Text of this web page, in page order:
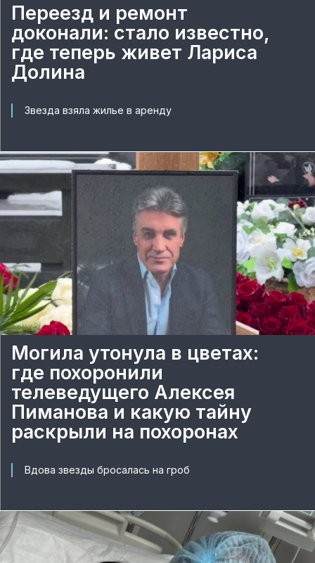
Переезд и ремонт
доконали: стало известно,
где теперь живет Лариса
Долина
Звезда взяла жилье в аренду
Могила утонула в цветах:
где похоронили
телеведущего Алексея
Пиманова и какую тайну
раскрыли на похоронах
Вдова звезды бросалась на гроб